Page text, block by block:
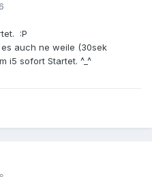
:P
auch ne weile (30sek
i5 sofort Startet. ^_^